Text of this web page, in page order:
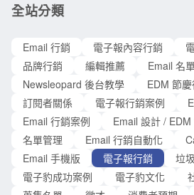
運用 Email 行銷以及 SMS 行銷，讓你
浪中站穩腳步！ 歡迎參考另外兩篇新文章，為何許多行銷人員
銷人員喜愛？以及行銷簡訊常見的使
訣、25 個範例，讓你從各行各業中脫穎而出！ 為什
字簡訊是行銷契
全站分類
Email 行銷 電子報內容行銷
品牌行銷
編輯推薦
Email 名
Newsleopard 後台教學
EDM 節
訂閱者關係
電子報行銷案例
Email 行銷案例
Email 設計 /
名單管理
Email 行銷自動化
Email 手機版
電子報行銷 垃
電子豹成功案例
電子豹文化